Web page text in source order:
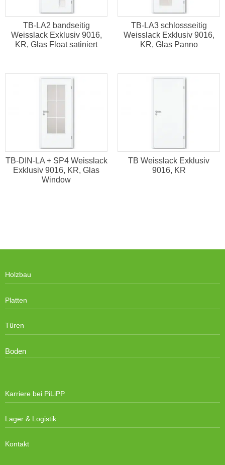
TB-LA2 bandseitig
Weisslack Exklusiv 9016,
KR, Glas Float satiniert
TB-LA3 schlossseitig
Weisslack Exklusiv 9016,
KR, Glas Panno
TB-DIN-LA + SP4 Weisslack
Exklusiv 9016, KR, Glas
Window
TB Weisslack Exklusiv
9016, KR
Holzbau
Platten
Türen
Boden
Karriere bei PiLiPP
Lager & Logistik
Kontakt